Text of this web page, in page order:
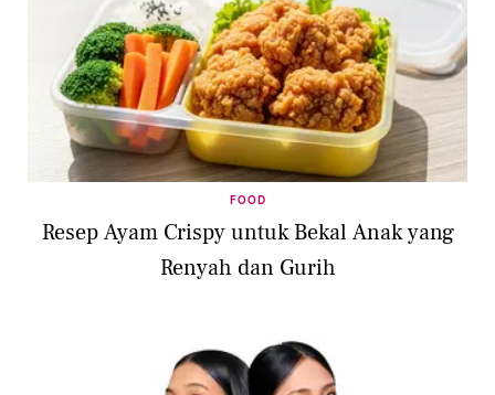
FOOD
Resep Ayam Crispy untuk Bekal Anak yang
Renyah dan Gurih